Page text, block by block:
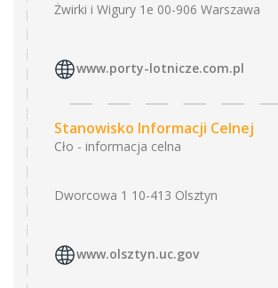
Żwirki i Wigury 1e 00-906 Warszawa
www.porty-lotnicze.com.pl
Stanowisko Informacji Celnej
Cło - informacja celna
Dworcowa 1 10-413 Olsztyn
www.olsztyn.uc.gov